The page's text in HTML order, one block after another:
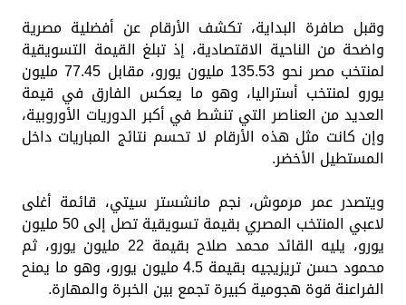
وقبل صافرة البداية، تكشف الأرقام عن أفضلية مصرية
واضحة من الناحية الاقتصادية، إذ تبلغ القيمة التسويقية
لمنتخب مصر نحو 135.53 مليون يورو، مقابل 77.45 مليون
يورو لمنتخب أستراليا، وهو ما يعكس الفارق في قيمة
العديد من العناصر التي تنشط في أكبر الدوريات الأوروبية،
وإن كانت مثل هذه الأرقام لا تحسم نتائج المباريات داخل
المستطيل الأخضر.
ويتصدر عمر مرموش، نجم مانشستر سيتي، قائمة أغلى
لاعبي المنتخب المصري بقيمة تسويقية تصل إلى 50 مليون
يورو، يليه القائد محمد صلاح بقيمة 22 مليون يورو، ثم
محمود حسن تريزيجيه بقيمة 4.5 مليون يورو، وهو ما يمنح
الفراعنة قوة هجومية كبيرة تجمع بين الخبرة والمهارة.